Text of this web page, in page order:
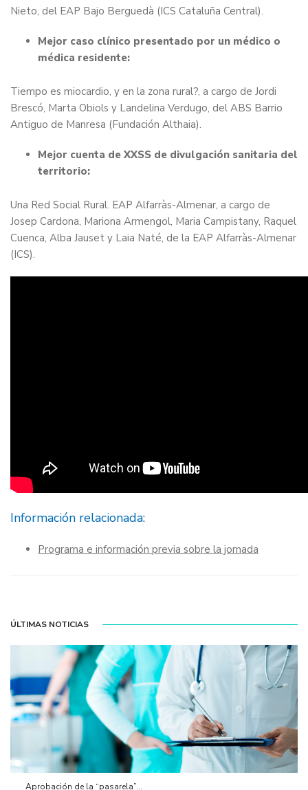
Nieto, del EAP Bajo Berguedà (ICS Cataluña Central).
Mejor caso clínico presentado por un médico o
médica residente:
Tiempo es miocardio, y en la zona rural?, a cargo de Jordi
Brescó, Marta Obiols y Landelina Verdugo, del ABS Barrio
Antiguo de Manresa (Fundación Althaia).
Mejor cuenta de XXSS de divulgación sanitaria del
territorio:
Una Red Social Rural. EAP Alfarràs-Almenar, a cargo de
Josep Cardona, Mariona Armengol, Maria Campistany, Raquel
Cuenca, Alba Jauset y Laia Naté, de la EAP Alfarràs-Almenar
(ICS).
Información relacionada:
Programa e información previa sobre la jornada
ÚLTIMAS NOTICIAS
Aprobación de la “pasarela”...